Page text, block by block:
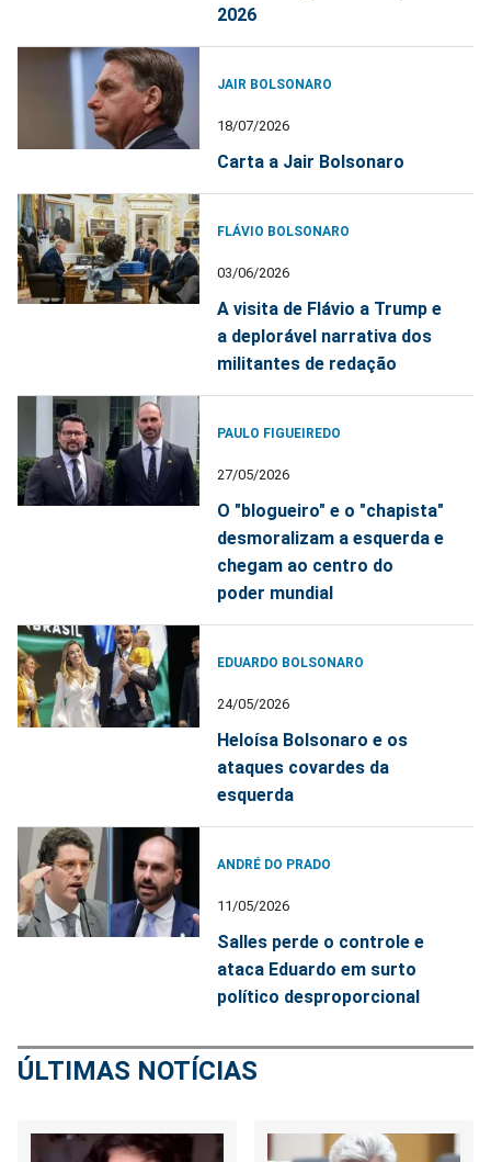
2026
JAIR BOLSONARO
18/07/2026
Carta a Jair Bolsonaro
FLÁVIO BOLSONARO
03/06/2026
A visita de Flávio a Trump e
a deplorável narrativa dos
militantes de redação
PAULO FIGUEIREDO
27/05/2026
O "blogueiro" e o "chapista"
desmoralizam a esquerda e
chegam ao centro do
poder mundial
EDUARDO BOLSONARO
24/05/2026
Heloísa Bolsonaro e os
ataques covardes da
esquerda
ANDRÉ DO PRADO
11/05/2026
Salles perde o controle e
ataca Eduardo em surto
político desproporcional
ÚLTIMAS NOTÍCIAS